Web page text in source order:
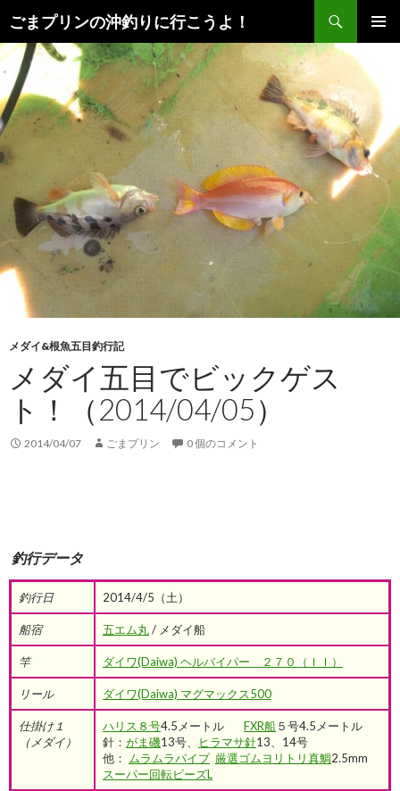
ごまプリンの沖釣りに行こうよ！
索
ニュー
ン
テ
ン
ツ
へ
ス
キ
プ
メダイ&根魚五目釣行記
メダイ五目でビックゲス
ト！（2014/04/05）
2014/04/07 ごまプリン 0 個のコメント
釣行データ
釣行日 2014/4/5（土）
船宿 五エム丸/ メダイ船
竿 ダイワ(Daiwa) ヘルバイパー ２７０（ＩＩ）
リール ダイワ(Daiwa) マグマックス500
仕掛け１
（メダイ）
ハリス８号4.5メートル FXR船５号4.5メートル
針： がま磯13号、 ヒラマサ針13、14号
他： ムラムラパイプ 厳選ゴムヨリトリ真鯛2.5mm
スーパー回転ビーズL